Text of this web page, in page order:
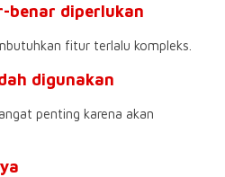
benar diperlukan
fitur terlalu kompleks.
digunakan
penting karena akan